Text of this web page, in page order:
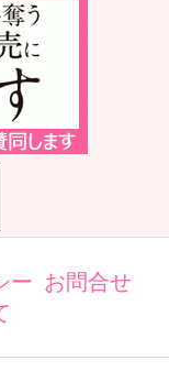
ー お問合せ